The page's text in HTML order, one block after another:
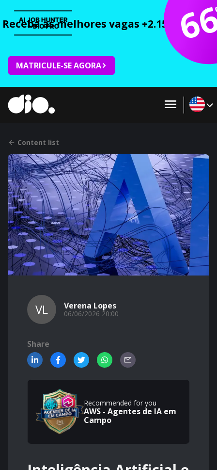
Receba as melhores vagas +2.150 cursos
MATRICULE-SE AGORA
Content list
VL Verena Lopes
06/06/2026 20:00
Share
Recommended for you
AWS - Agentes de IA em
Campo